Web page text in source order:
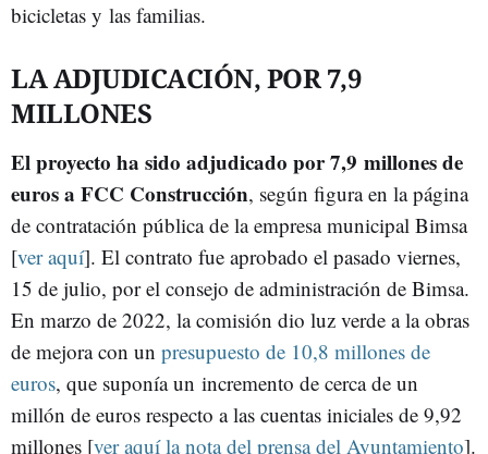
bicicletas y las familias.
LA ADJUDICACIÓN, POR 7,9
MILLONES
El proyecto ha sido adjudicado por 7,9 millones de
euros a FCC Construcción, según figura en la página
de contratación pública de la empresa municipal Bimsa
[ver aquí]. El contrato fue aprobado el pasado viernes,
15 de julio, por el consejo de administración de Bimsa.
En marzo de 2022, la comisión dio luz verde a la obras
de mejora con un presupuesto de 10,8 millones de
euros, que suponía un incremento de cerca de un
millón de euros respecto a las cuentas iniciales de 9,92
millones [ver aquí la nota del prensa del Ayuntamiento].